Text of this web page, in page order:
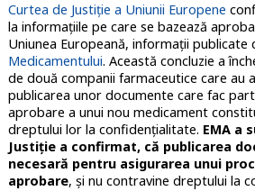
Curtea de Justiție a Uniunii Europene
la informațiile pe care se bazează
Uniunea Europeană, informații publicate
Medicamentului. Această concluzie a
de două companii farmaceutice care au
publicarea unor documente care fac
aprobare a unui nou medicament
dreptului lor la confidențialitate. EMA a
Justiție a confirmat, că publicarea
necesară pentru asigurarea unui
aprobare, și nu contravine dreptului la